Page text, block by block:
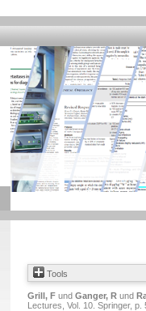
Tools
Grill, F und Ganger, R und
Lectures, Vol. 10. Springer,